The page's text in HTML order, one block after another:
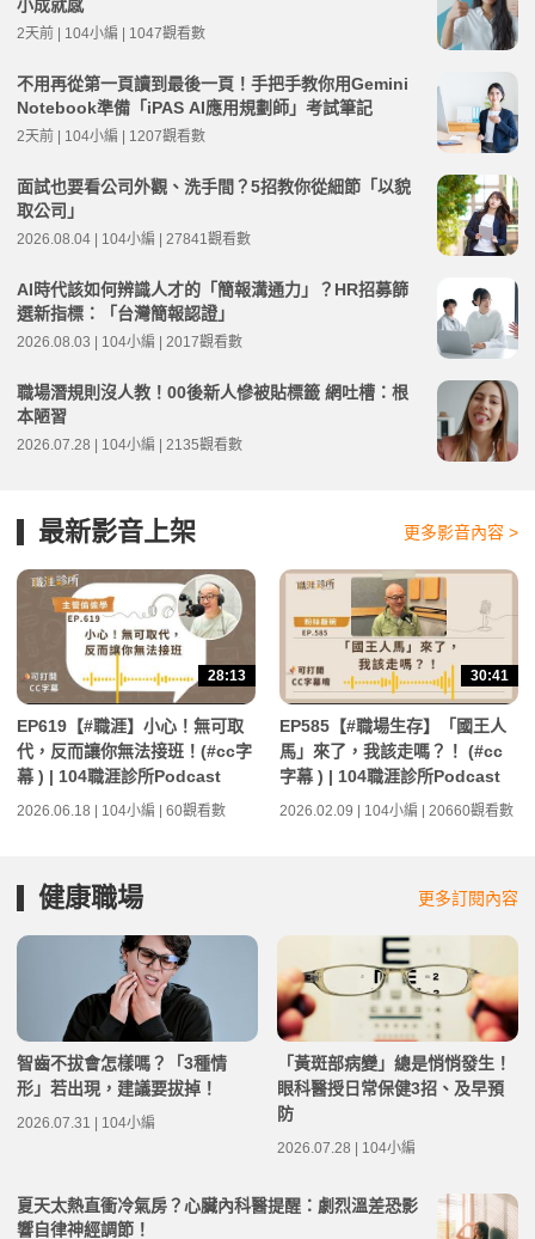
小成就感
2天前 | 104小編 | 1047觀看數
不用再從第一頁讀到最後一頁！手把手教你用Gemini
Notebook準備「iPAS AI應用規劃師」考試筆記
2天前 | 104小編 | 1207觀看數
面試也要看公司外觀、洗手間？5招教你從細節「以貌
取公司」
2026.08.04 | 104小編 | 27841觀看數
AI時代該如何辨識人才的「簡報溝通力」？HR招募篩
選新指標：「台灣簡報認證」
2026.08.03 | 104小編 | 2017觀看數
職場潛規則沒人教！00後新人慘被貼標籤 網吐槽：根
本陋習
2026.07.28 | 104小編 | 2135觀看數
最新影音上架 更多影音內容 >
28:13
EP619【#職涯】小心！無可取
代，反而讓你無法接班！(#cc字
幕 ) | 104職涯診所Podcast
2026.06.18 | 104小編 | 60觀看數
30:41
EP585【#職場生存】「國王人
馬」來了，我該走嗎？！ (#cc
字幕 ) | 104職涯診所Podcast
2026.02.09 | 104小編 | 20660觀看數
健康職場 更多訂閱內容
智齒不拔會怎樣嗎？「3種情
形」若出現，建議要拔掉！
2026.07.31 | 104小編
「黃斑部病變」總是悄悄發生！
眼科醫授日常保健3招、及早預
防
2026.07.28 | 104小編
夏天太熱直衝冷氣房？心臟內科醫提醒：劇烈溫差恐影
響自律神經調節！